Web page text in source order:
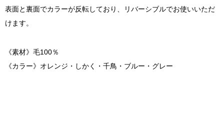
表面と裏面でカラーが反転しており、リバーシブルでお使いいただ
けます。
《素材》毛100％
《カラー》オレンジ・しかく・千鳥・ブルー・グレー